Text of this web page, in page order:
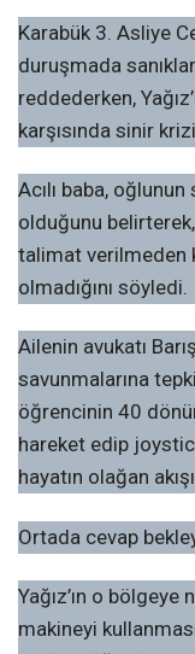
Karabük 3. Asliye
duruşmada
reddederken,
karşısında sinir
Acılı baba,
olduğunu
talimat verilmeden
olmadığını söyledi.
Ailenin avukatı
savunmalarına
öğrencinin 40
hareket edip
hayatın olağan
Ortada cevap
Yağız’ın o
makineyi